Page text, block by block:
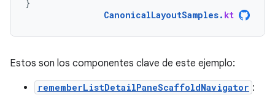
}
CanonicalLayoutSamples. kt
Estos son los componentes clave de este ejemplo:
rememberListDetailPaneScaffoldNavigator :